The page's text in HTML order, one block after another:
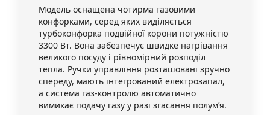
Модель оснащена чотирма газовими
конфорками, серед яких виділяється
турбоконфорка подвійної корони потужністю
3300 Вт. Вона забезпечує швидке нагрівання
великого посуду і рівномірний розподіл
тепла. Ручки управління розташовані зручно
спереду, мають інтегрований електрозапал,
а система газ-контролю автоматично
вимикає подачу газу у разі згасання полум’я.